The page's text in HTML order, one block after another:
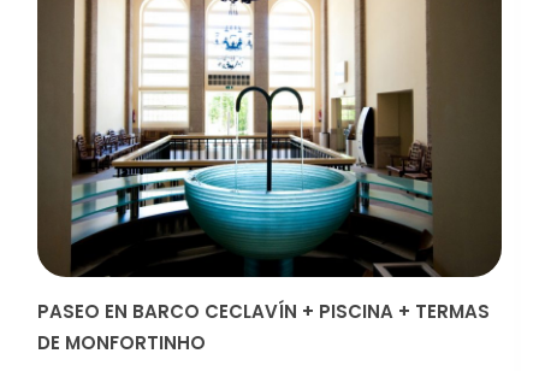
PASEO EN BARCO CECLAVÍN + PISCINA + TERMAS
DE MONFORTINHO